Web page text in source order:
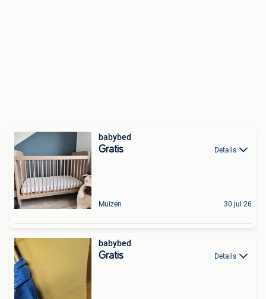
babybed
Gratis Details
Muizen 30 jul 26
babybed
Gratis Details